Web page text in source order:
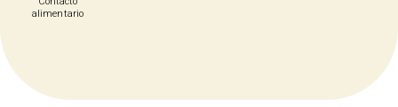
alimentario